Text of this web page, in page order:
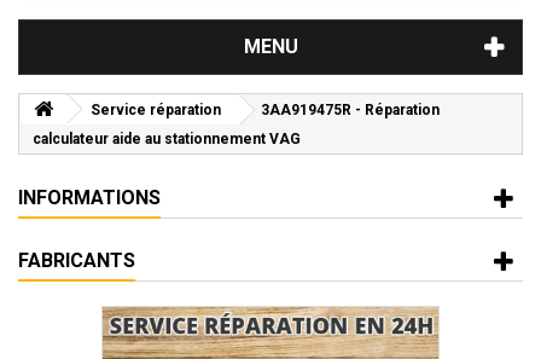
MENU
Service réparation
3AA919475R - Réparation
calculateur aide au stationnement VAG
INFORMATIONS
FABRICANTS